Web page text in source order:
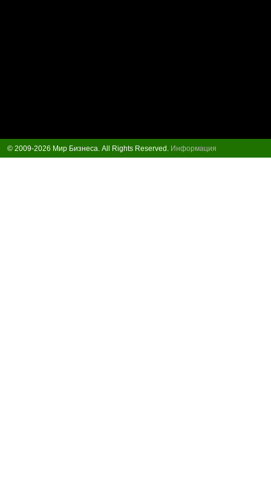
© 2009-2026 Мир Бизнеса. All Rights Reserved. Информация